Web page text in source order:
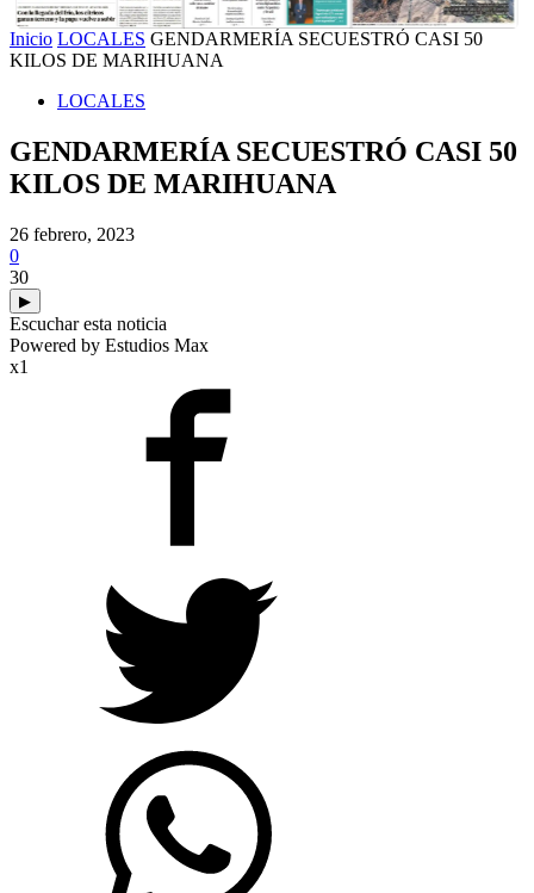
Inicio LOCALES GENDARMERÍA SECUESTRÓ CASI 50
KILOS DE MARIHUANA
LOCALES
GENDARMERÍA SECUESTRÓ CASI 50
KILOS DE MARIHUANA
26 febrero, 2023
0
30
▶
Escuchar esta noticia
Powered by Estudios Max
x1